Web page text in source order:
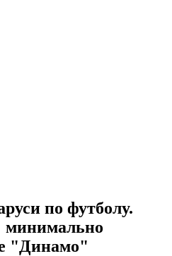
по футболу.
"Динамо"